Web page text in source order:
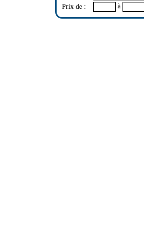
Prix de :
à